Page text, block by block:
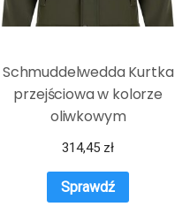
Schmuddelwedda Kurtka
przejściowa w kolorze
oliwkowym
314,45 zł
Sprawdź